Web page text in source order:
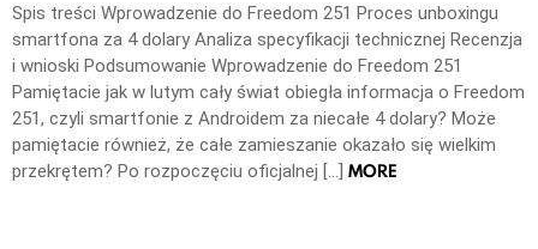
Spis treści Wprowadzenie do Freedom 251 Proces unboxingu
smartfona za 4 dolary Analiza specyfikacji technicznej Recenzja
i wnioski Podsumowanie Wprowadzenie do Freedom 251
Pamiętacie jak w lutym cały świat obiegła informacja o Freedom
251, czyli smartfonie z Androidem za niecałe 4 dolary? Może
pamiętacie również, że całe zamieszanie okazało się wielkim
przekrętem? Po rozpoczęciu oficjalnej […] MORE